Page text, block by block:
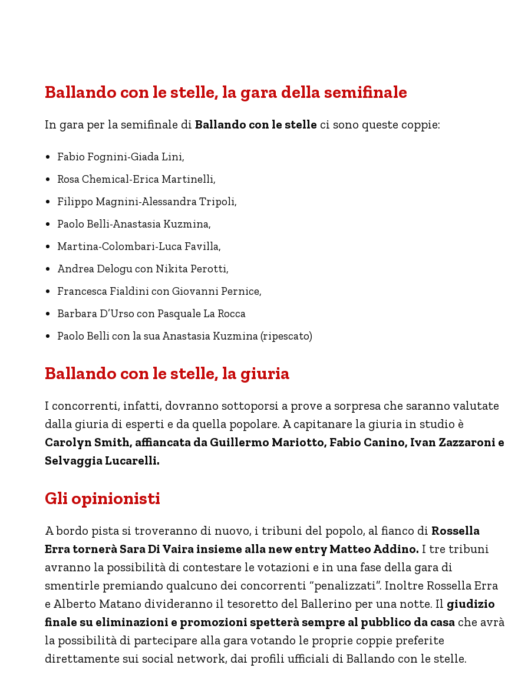
Ballando con le stelle, la gara della semifinale
In gara per la semifinale di Ballando con le stelle ci sono queste coppie:
Fabio Fognini-Giada Lini,
Rosa Chemical-Erica Martinelli,
Filippo Magnini-Alessandra Tripoli,
Paolo Belli-Anastasia Kuzmina,
Martina-Colombari-Luca Favilla,
Andrea Delogu con Nikita Perotti,
Francesca Fialdini con Giovanni Pernice,
Barbara D’Urso con Pasquale La Rocca
Paolo Belli con la sua Anastasia Kuzmina (ripescato)
Ballando con le stelle, la giuria
I concorrenti, infatti, dovranno sottoporsi a prove a sorpresa che saranno valutate
dalla giuria di esperti e da quella popolare. A capitanare la giuria in studio è
Carolyn Smith, affiancata da Guillermo Mariotto, Fabio Canino, Ivan Zazzaroni e
Selvaggia Lucarelli.
Gli opinionisti
A bordo pista si troveranno di nuovo, i tribuni del popolo, al fianco di Rossella
Erra tornerà Sara Di Vaira insieme alla new entry Matteo Addino. I tre tribuni
avranno la possibilità di contestare le votazioni e in una fase della gara di
smentirle premiando qualcuno dei concorrenti “penalizzati”. Inoltre Rossella Erra
e Alberto Matano divideranno il tesoretto del Ballerino per una notte. Il giudizio
finale su eliminazioni e promozioni spetterà sempre al pubblico da casa che avrà
la possibilità di partecipare alla gara votando le proprie coppie preferite
direttamente sui social network, dai profili ufficiali di Ballando con le stelle.